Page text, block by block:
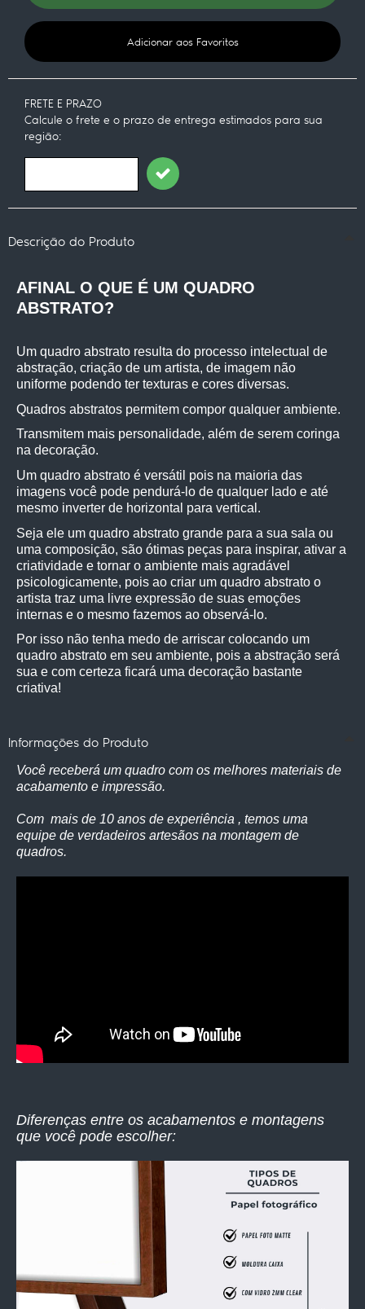
Adicionar aos Favoritos
FRETE E PRAZO
Calcule o frete e o prazo de entrega estimados para sua
região:
Descrição do Produto
AFINAL O QUE É UM QUADRO
ABSTRATO?
Um quadro abstrato resulta do processo intelectual de
abstração, criação de um artista, de imagem não
uniforme podendo ter texturas e cores diversas.
Quadros abstratos permitem compor qualquer ambiente.
Transmitem mais personalidade, além de serem coringa
na decoração.
Um quadro abstrato é versátil pois na maioria das
imagens você pode pendurá-lo de qualquer lado e até
mesmo inverter de horizontal para vertical.
Seja ele um quadro abstrato grande para a sua sala ou
uma composição, são ótimas peças para inspirar, ativar a
criatividade e tornar o ambiente mais agradável
psicologicamente, pois ao criar um quadro abstrato o
artista traz uma livre expressão de suas emoções
internas e o mesmo fazemos ao observá-lo.
Por isso não tenha medo de arriscar colocando um
quadro abstrato em seu ambiente, pois a abstração será
sua e com certeza ficará uma decoração bastante
criativa!
Informações do Produto
Você receberá um quadro com os melhores materiais de
acabamento e impressão.
Com mais de 10 anos de experiência , temos uma
equipe de verdadeiros artesãos na montagem de
quadros.
Diferenças entre os acabamentos e montagens
que você pode escolher: